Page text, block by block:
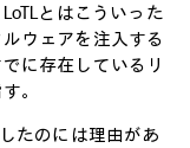
とはこういった
ウェアを注入する
に存在しているリ
。
たのには理由があ